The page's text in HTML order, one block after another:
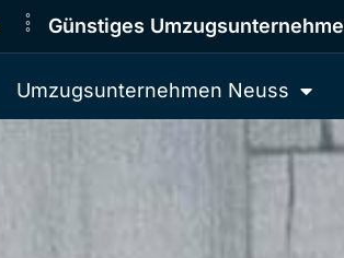
Günstiges
Umzugsunternehmen Neuss